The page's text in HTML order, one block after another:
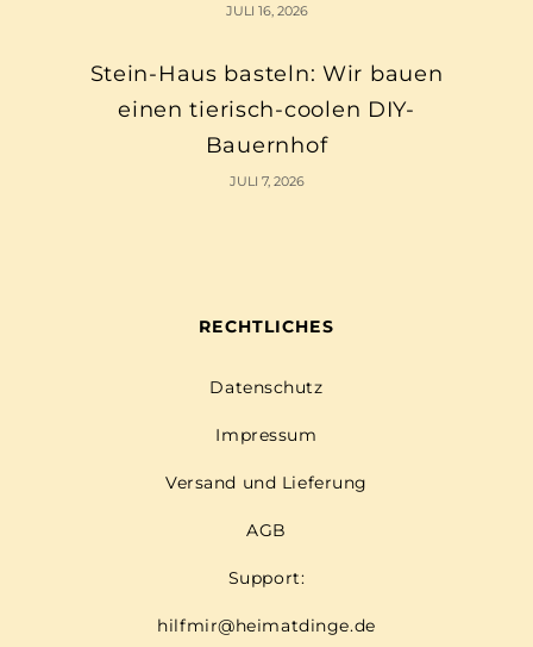
JULI 16, 2026
Stein-Haus basteln: Wir bauen
einen tierisch-coolen DIY-
Bauernhof
JULI 7, 2026
RECHTLICHES
Datenschutz
Impressum
Versand und Lieferung
AGB
Support:
hilfmir@heimatdinge.de